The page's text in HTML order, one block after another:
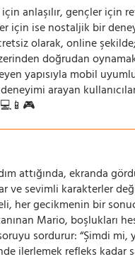
anlaşılır, gençler için
için ise nostaljik bir
olarak, online
doğrudan
yapısıyla mobil
arayan
attığında, ekranda
ve sevimli karakterler
her gecikmenin bir
Mario, boşlukları
sordurur: “Şimdi mi,
ilerlemek refleks kadar